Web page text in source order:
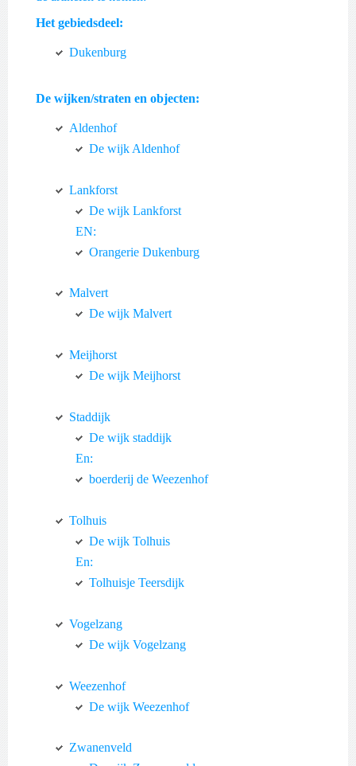
Het gebiedsdeel:
Dukenburg
De wijken/straten en objecten:
Aldenhof
De wijk Aldenhof
Lankforst
De wijk Lankforst
EN:
Orangerie Dukenburg
Malvert
De wijk Malvert
Meijhorst
De wijk Meijhorst
Staddijk
De wijk staddijk
En:
boerderij de Weezenhof
Tolhuis
De wijk Tolhuis
En:
Tolhuisje Teersdijk
Vogelzang
De wijk Vogelzang
Weezenhof
De wijk Weezenhof
Zwanenveld